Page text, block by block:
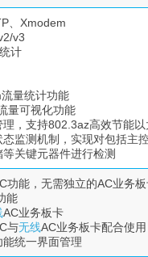
、Xmodem
v3
计
量统计功能
量可视化功能
，支持802.3az高效节能以
监测机制，实现对包括主
关键元器件进行检测
功能，无需独立的AC业务
能
AC业务板卡
与无线AC业务板卡配合使用
能统一界面管理